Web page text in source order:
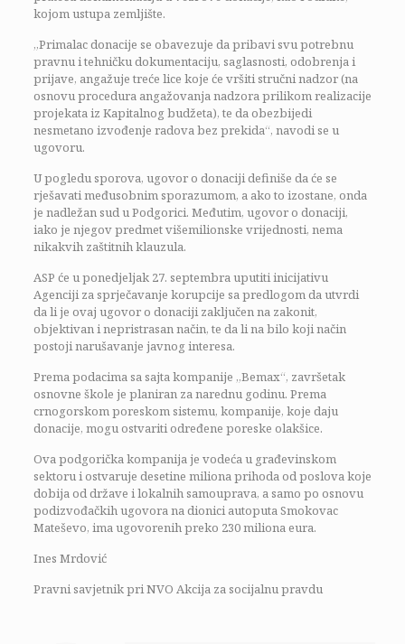
kojom ustupa zemljište.
„Primalac donacije se obavezuje da pribavi svu potrebnu
pravnu i tehničku dokumentaciju, saglasnosti, odobrenja i
prijave, angažuje treće lice koje će vršiti stručni nadzor (na
osnovu procedura angažovanja nadzora prilikom realizacije
projekata iz Kapitalnog budžeta), te da obezbijedi
nesmetano izvođenje radova bez prekida“, navodi se u
ugovoru.
U pogledu sporova, ugovor o donaciji definiše da će se
rješavati međusobnim sporazumom, a ako to izostane, onda
je nadležan sud u Podgorici. Međutim, ugovor o donaciji,
iako je njegov predmet višemilionske vrijednosti, nema
nikakvih zaštitnih klauzula.
ASP će u ponedjeljak 27. septembra uputiti inicijativu
Agenciji za sprječavanje korupcije sa predlogom da utvrdi
da li je ovaj ugovor o donaciji zaključen na zakonit,
objektivan i nepristrasan način, te da li na bilo koji način
postoji narušavanje javnog interesa.
Prema podacima sa sajta kompanije „Bemax“, završetak
osnovne škole je planiran za narednu godinu. Prema
crnogorskom poreskom sistemu, kompanije, koje daju
donacije, mogu ostvariti određene poreske olakšice.
Ova podgorička kompanija je vodeća u građevinskom
sektoru i ostvaruje desetine miliona prihoda od poslova koje
dobija od države i lokalnih samouprava, a samo po osnovu
podizvođačkih ugovora na dionici autoputa Smokovac
Mateševo, ima ugovorenih preko 230 miliona eura.
Ines Mrdović
Pravni savjetnik pri NVO Akcija za socijalnu pravdu